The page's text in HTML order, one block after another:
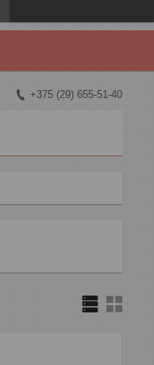
+375 (29) 655-51-40